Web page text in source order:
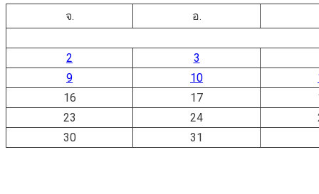
จ. อ.
2
3
9
10
16
17
23
24
30
31